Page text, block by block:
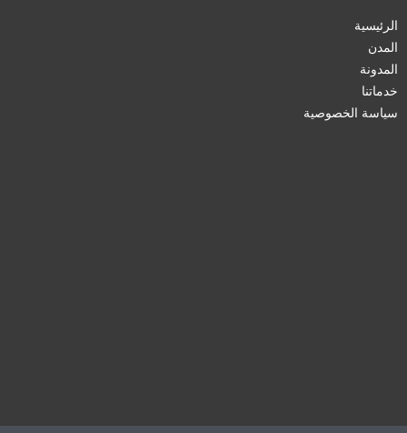
الرئيسية
المدن
المدونة
خدماتنا
سياسة الخصوصية